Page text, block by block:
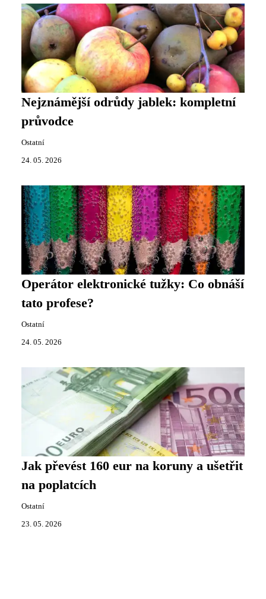
Nejznámější odrůdy jablek: kompletní
průvodce
Ostatní
24. 05. 2026
Operátor elektronické tužky: Co obnáší
tato profese?
Ostatní
24. 05. 2026
Jak převést 160 eur na koruny a ušetřit
na poplatcích
Ostatní
23. 05. 2026